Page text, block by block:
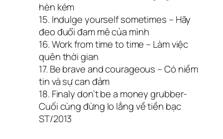
hèn kém
15. Indulge yourself sometimes – Hãy
đeo đuổi đam mê của mình
16. Work from time to time – Làm việc
quên thời gian
17. Be brave and courageous – Có niềm
tin và sự can đảm
18. Finaly don’t be a money grubber-
Cuối cùng đừng lo lắng về tiền bạc
ST/2013